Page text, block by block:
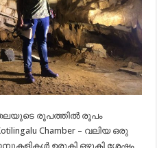
തലയുടെ രൂപത്തിൽ രൂപം
Chamber – വലിയ ഒരു
ഉരുകി ഒഴുകി ശേഷം